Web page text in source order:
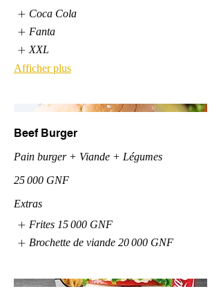
Coca Cola
Fanta
XXL
Afficher plus
Beef Burger
Pain burger + Viande + Légumes
25 000 GNF
Extras
Frites 15 000 GNF
Brochette de viande 20 000 GNF